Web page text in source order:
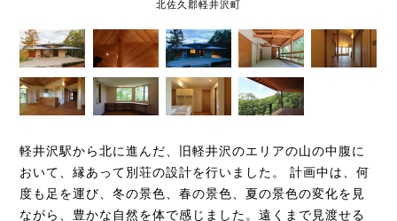
北佐久郡軽井沢町
軽井沢駅から北に進んだ、旧軽井沢のエリアの山の中腹に
おいて、縁あって別荘の設計を行いました。 計画中は、何
度も足を運び、冬の景色、春の景色、夏の景色の変化を見
ながら、豊かな自然を体で感じました。遠くまで見渡せる